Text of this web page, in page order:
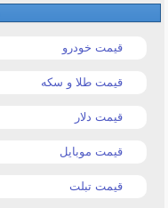
قیمت خودرو
قیمت طلا و سکه
قیمت دلار
قیمت موبایل
قیمت تبلت